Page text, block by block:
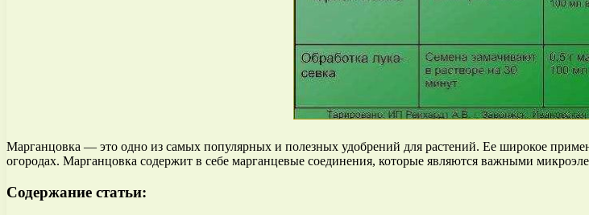
Марганцовка — это одно из самых популярных и полезных удобрений для растений. Ее широкое
огородах. Марганцовка содержит в себе марганцевые соединения, которые являются важными
Содержание статьи: